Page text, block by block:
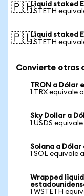
🇵🇭Liquid staked
1 STETH
🇵🇱Liquid staked
1 STETH
Convierte otras
TRON a Dólar
1 TRX equivale
Sky Dollar a
1 USDS
Solana a
1 SOL equivale
Wrapped
1 WSTETH